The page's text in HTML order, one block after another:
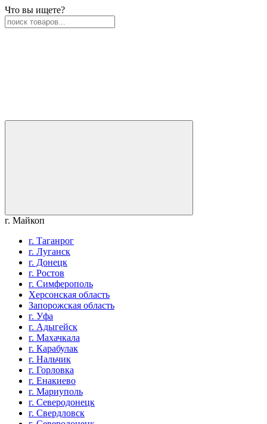
Что вы ищете?
г. Майкоп
г. Таганрог
г. Луганск
г. Донецк
г. Ростов
г. Симферополь
Херсонская область
Запорожская область
г. Уфа
г. Адыгейск
г. Махачкала
г. Карабулак
г. Нальчик
г. Горловка
г. Енакиево
г. Мариуполь
г. Северодонецк
г. Свердловск